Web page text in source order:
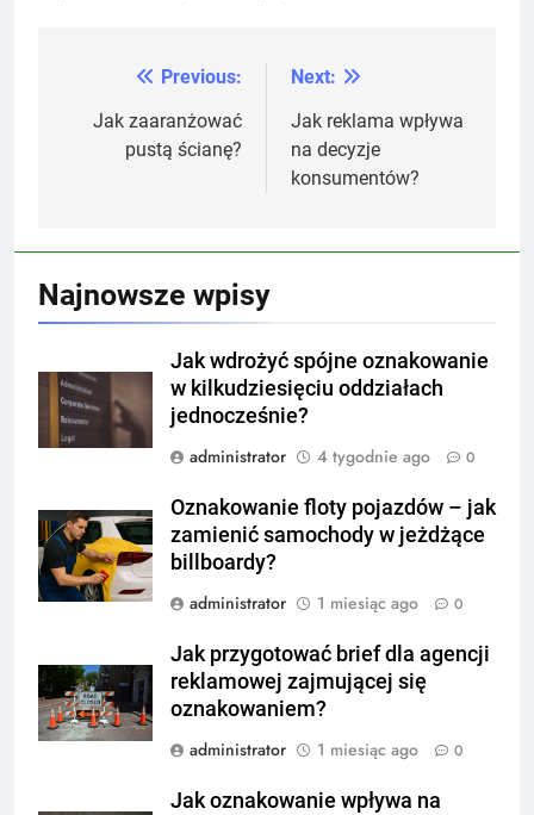
Nawigacja
wpisu
Previous:
Jak zaaranżować
pustą ścianę?
Next:
Jak reklama wpływa
na decyzje
konsumentów?
Najnowsze wpisy
Jak wdrożyć spójne oznakowanie
w kilkudziesięciu oddziałach
jednocześnie?
administrator
4 tygodnie ago 0
Oznakowanie floty pojazdów – jak
zamienić samochody w jeżdżące
billboardy?
administrator
1 miesiąc ago 0
Jak przygotować brief dla agencji
reklamowej zajmującej się
oznakowaniem?
administrator
1 miesiąc ago 0
Jak oznakowanie wpływa na